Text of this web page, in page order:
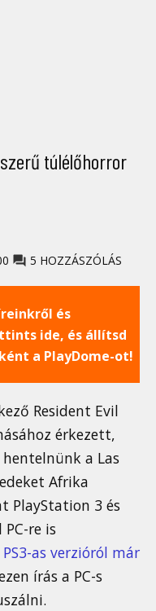
túlélőhorror
5 HOZZÁSZÓLÁS
és
ide, és állítsd
a PlayDome-ot!
Resident Evil
érkezett,
a Las
Afrika
PlayStation 3 és
re is
PS3-as verzióról már
írás a PC-s